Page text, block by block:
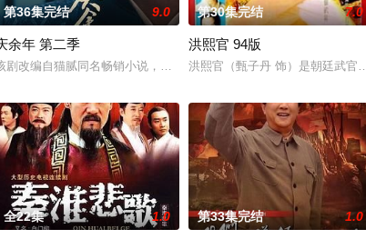
经坎坷终于走向了婚姻殿堂，两人本以为即将开启幸福美满的生活
为机缘巧合假办搭子回家，筹备余小檬父亲突然到来的婚礼。在遂
第36集完结 9.0
余年 第二季
剧改编自猫腻同名畅销小说，承接上季，范闲（张若昀 饰）率领使
第30集完结 7.0
洪熙官 94版
洪熙官（甄子丹 饰）是朝廷武官
全22集 1.0 第33集完结 1.0